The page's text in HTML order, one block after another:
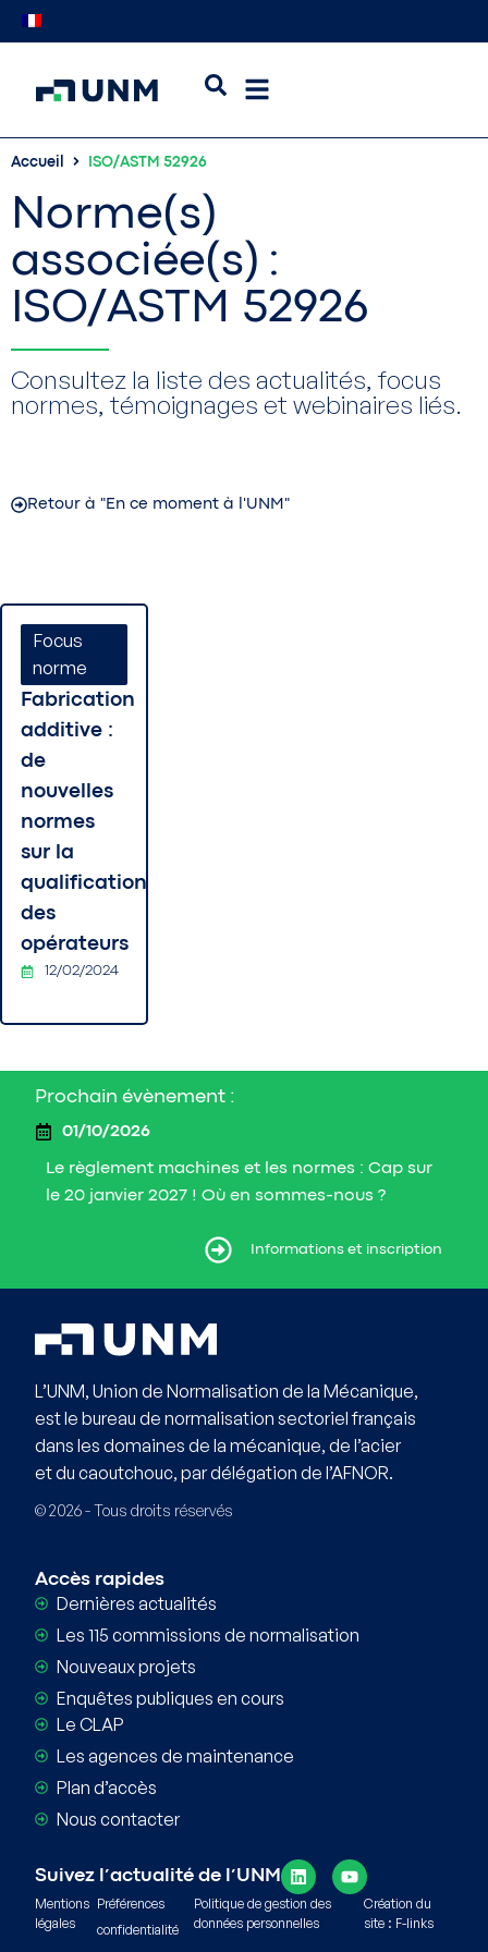
Accueil ISO/ASTM 52926
Norme(s)
associée(s) :
ISO/ASTM 52926
Consultez la liste des actualités, focus
normes, témoignages et webinaires liés.
Retour à "En ce moment à l'UNM"
Focus
norme
Fabrication
additive :
de
nouvelles
normes
sur la
qualification
des
opérateurs
12/02/2024
Prochain évènement :
01/10/2026
Le règlement machines et les normes : Cap sur
le 20 janvier 2027 ! Où en sommes-nous ?
Informations et inscription
L’UNM, Union de Normalisation de la Mécanique,
est le bureau de normalisation sectoriel français
dans les domaines de la mécanique, de l’acier
et du caoutchouc, par délégation de l’AFNOR.
© 2026 - Tous droits réservés
Accès rapides
Dernières actualités
Les 115 commissions de normalisation
Nouveaux projets
Enquêtes publiques en cours
Le CLAP
Les agences de maintenance
Plan d’accès
Nous contacter
Suivez l’actualité de l’UNM
Mentions
légales
Préférences
confidentialité
Politique de gestion des
données personnelles
Création du
site : F-links